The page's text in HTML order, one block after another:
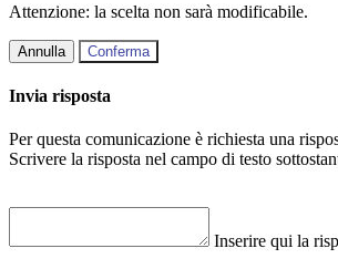
Attenzione: la scelta non sarà modificabile.
Annulla Conferma
Invia risposta
Per questa comunicazione è richiesta una
Scrivere la risposta nel campo di testo
Inserire qui la